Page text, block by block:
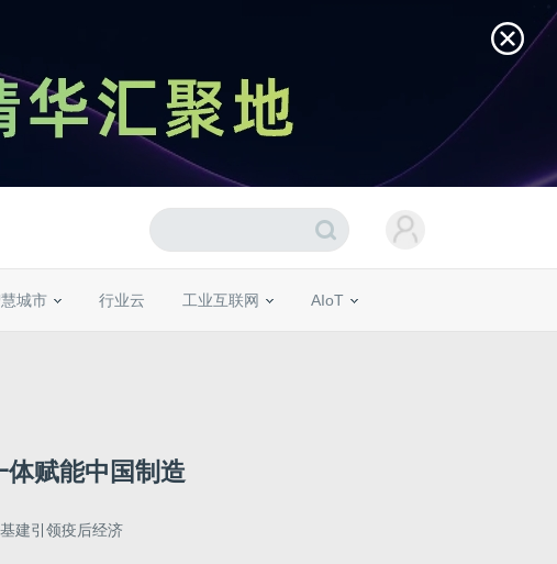
城市 行业云 工业互联网 AIoT
赋能中国制造
建引领疫后经济